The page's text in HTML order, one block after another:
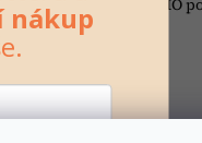
nákup